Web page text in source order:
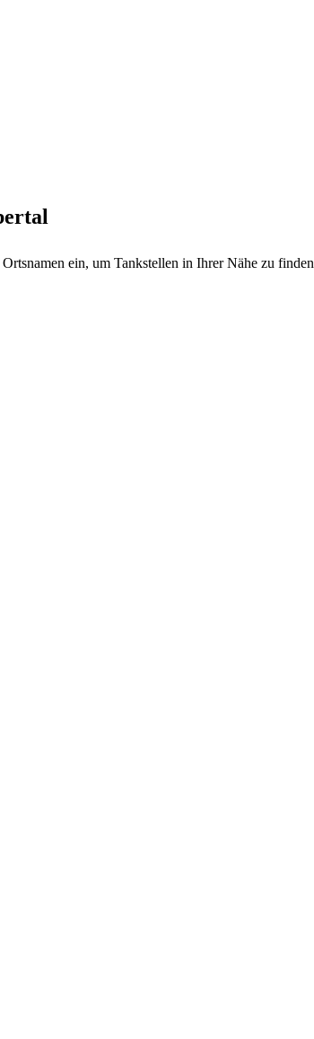
ein, um Tankstellen in Ihrer Nähe zu finden